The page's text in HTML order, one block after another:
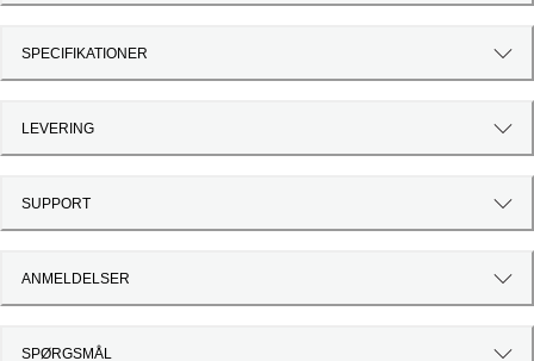
SPECIFIKATIONER
LEVERING
SUPPORT
ANMELDELSER
SPØRGSMÅL